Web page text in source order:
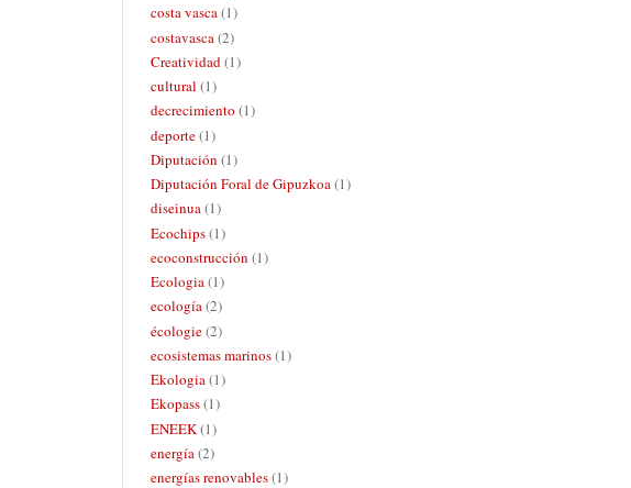
costa vasca(1)
costavasca (2)
Creatividad(1)
cultural (1)
decrecimiento (1)
deporte(1)
Diputación (1)
Diputación Foral de Gipuzkoa(1)
diseinua(1)
Ecochips(1)
ecoconstrucción (1)
Ecologia(1)
ecología(2)
écologie(2)
ecosistemas marinos(1)
Ekologia(1)
Ekopass(1)
ENEEK(1)
energía(2)
energías renovables(1)